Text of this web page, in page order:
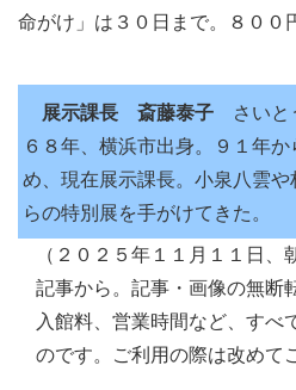
命がけ」は３０日まで。８００
展示課長 斎藤泰子 さいと
６８年、横浜市出身。９１年
め、現在展示課長。小泉八雲
らの特別展を手がけてきた。
（２０２５年１１月１１日
記事から。記事・画像の無断
入館料、営業時間など、すべ
のです。ご利用の際は改めて